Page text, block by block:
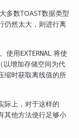
多数TOAST数据类型
仍然太大，则进行离
使用EXTERNAL 将使
以增加存储空间为代
缩时获取离线值的所
际上，对于这样的
其他方法使行足够小